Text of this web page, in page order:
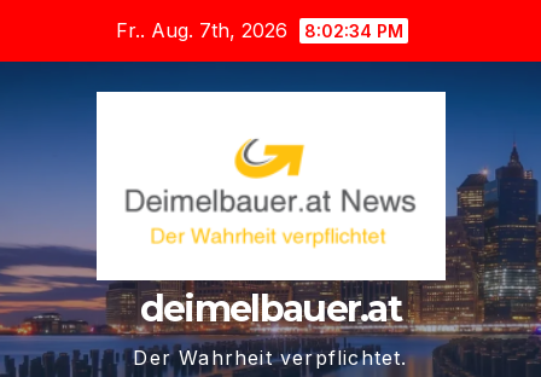
Fr.. Aug. 7th, 2026 8:02:36 PM
deimelbauer.at
Der Wahrheit verpflichtet.